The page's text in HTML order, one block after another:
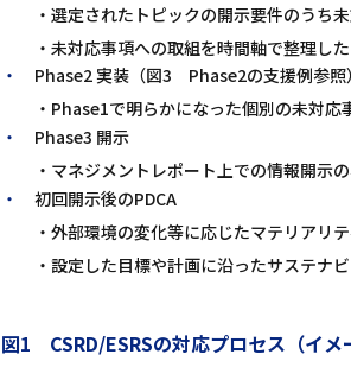
・選定されたトピックの開示要件のうち
・未対応事項への取組を時間軸で整理し
Phase2 実装（図3 Phase2の支援例参照）
・Phase1で明らかになった個別の未対
Phase3 開示
・マネジメントレポート上での情報開示
初回開示後のPDCA
・外部環境の変化等に応じたマテリアリ
・設定した目標や計画に沿ったサステナ
図1 CSRD/ESRSの対応プロセス（イメ